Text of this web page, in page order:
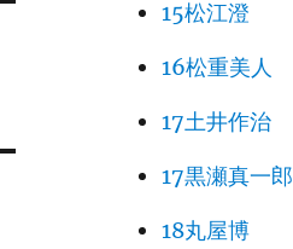
15松江澄
16松重美人
17土井作治
17黒瀬真一郎
18丸屋博